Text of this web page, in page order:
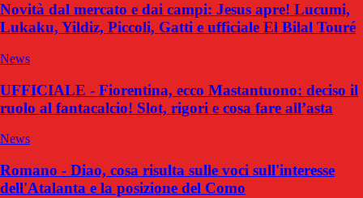
Novità dal mercato e dai campi: Jesus apre! Lucumi,
Lukaku, Yildiz, Piccoli, Gatti e ufficiale El Bilal Touré
News
UFFICIALE - Fiorentina, ecco Mastantuono: deciso il
ruolo al fantacalcio! Slot, rigori e cosa fare all’asta
News
Romano - Diao, cosa risulta sulle voci sull'interesse
dell'Atalanta e la posizione del Como